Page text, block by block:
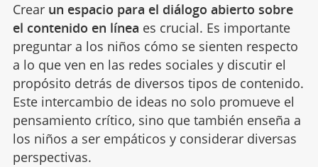
Crear un espacio para el diálogo abierto sobre
el contenido en línea es crucial. Es importante
preguntar a los niños cómo se sienten respecto
a lo que ven en las redes sociales y discutir el
propósito detrás de diversos tipos de contenido.
Este intercambio de ideas no solo promueve el
pensamiento crítico, sino que también enseña a
los niños a ser empáticos y considerar diversas
perspectivas.